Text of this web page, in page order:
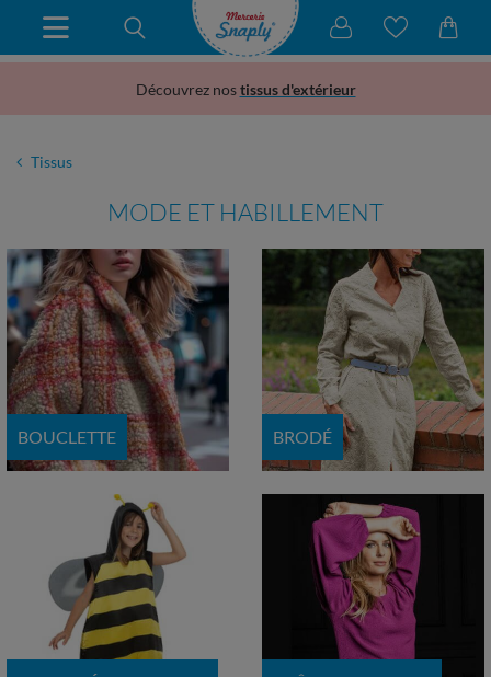
Découvrez nostissus d'extérieur
Tissus
MODE ET HABILLEMENT
BOUCLETTE BRODÉ